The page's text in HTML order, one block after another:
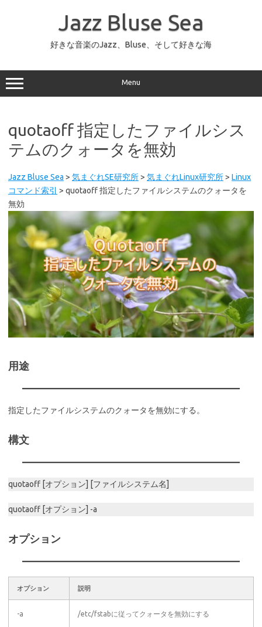
ッ
プ
Jazz Bluse Sea
好きな音楽のJazz、Bluse、そして好きな海
Menu
quotaoff 指定したファイルシス
テムのクォータを無効
Jazz Bluse Sea > 気まぐれSE研究所> 気まぐれLinux研究所> Linux
コマンド索引
> quotaoff 指定したファイルシステムのクォータを
無効
用途
指定したファイルシステムのクォータを無効にする。
構文
quotaoff [オプション] [ファイルシステム名]
quotaoff [オプション] -a
オプション
オプション 説明
-a /etc/fstabに従ってクォータを無効にする